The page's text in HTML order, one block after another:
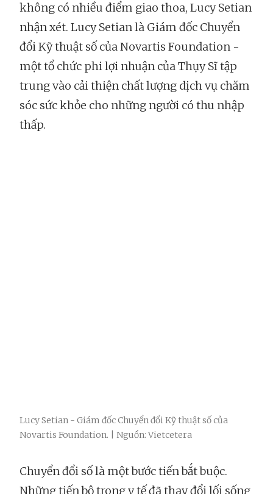
không có nhiều điểm giao thoa, Lucy Setian
nhận xét. Lucy Setian là Giám đốc Chuyển
đổi Kỹ thuật số của Novartis Foundation -
một tổ chức phi lợi nhuận của Thụy Sĩ tập
trung vào cải thiện chất lượng dịch vụ chăm
sóc sức khỏe cho những người có thu nhập
thấp.
Lucy Setian - Giám đốc Chuyển đổi Kỹ thuật số của
Novartis Foundation. | Nguồn: Vietcetera
Chuyển đổi số là một bước tiến bắt buộc.
Những tiến bộ trong y tế đã thay đổi lối sống